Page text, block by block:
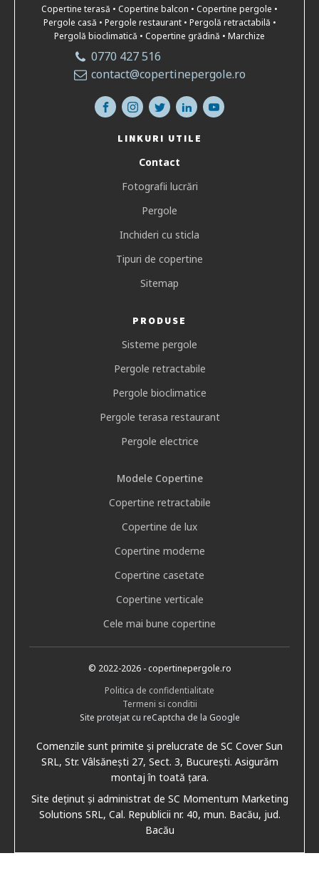
Copertine terasă • Copertine balcon • Copertine pergole •
Pergole casă • Pergole restaurant • Pergolă retractabilă •
Pergolă bioclimatică • Copertine grădină • Marchize
0770 427 516
contact@copertinepergole.ro
LINKURI UTILE
Contact
Fotografii lucrări
Pergole
Inchideri cu sticla
Tipuri de copertine
Sitemap
PRODUSE
Sisteme pergole
Pergole retractabile
Pergole bioclimatice
Pergole terasa restaurant
Pergole electrice
Modele Copertine
Copertine retractabile
Copertine de lux
Copertine moderne
Copertine casetate
Copertine verticale
Cele mai bune copertine
© 2022-2026- copertinepergole.ro
Politica de confidentialitate
Termeni si conditii
Site protejat cu reCaptcha de la Google
Comenzile sunt primite și prelucrate de SC Cover Sun
SRL, Str. Vâlsănești 27, Sect. 3, București. Asigurăm
montaj în toată țara.
Site deținut și administrat de SC Momentum Marketing
Solutions SRL, Cal. Republicii nr. 40, mun. Bacău, jud.
Bacău